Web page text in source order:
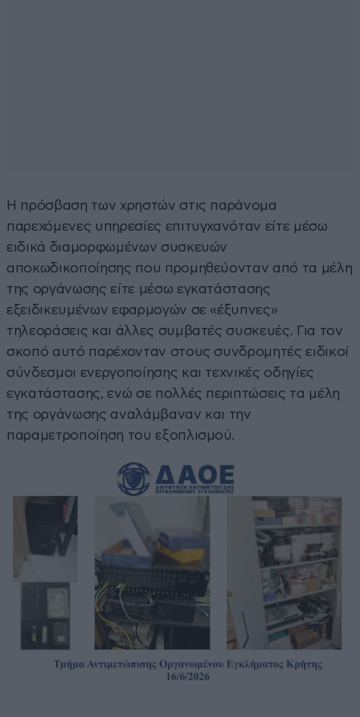
Η πρόσβαση των χρηστών στις παράνομα
παρεχόμενες υπηρεσίες επιτυγχανόταν είτε μέσω
ειδικά διαμορφωμένων συσκευών
αποκωδικοποίησης που προμηθεύονταν από τα μέλη
της οργάνωσης είτε μέσω εγκατάστασης
εξειδικευμένων εφαρμογών σε «έξυπνες»
τηλεοράσεις και άλλες συμβατές συσκευές. Για τον
σκοπό αυτό παρέχονταν στους συνδρομητές ειδικοί
σύνδεσμοι ενεργοποίησης και τεχνικές οδηγίες
εγκατάστασης, ενώ σε πολλές περιπτώσεις τα μέλη
της οργάνωσης αναλάμβαναν και την
παραμετροποίηση του εξοπλισμού.